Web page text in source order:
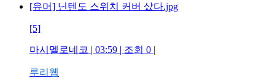
[유머] 닌텐도 스위치 커버 샀다.jpg
[5]
마시멜로네코 | 03:59 | 조회 0 |
루리웹